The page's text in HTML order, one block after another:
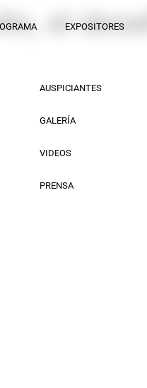
EXPOSITORES
el
AUSPICIANTES
GALERÍA
VIDEOS
PRENSA